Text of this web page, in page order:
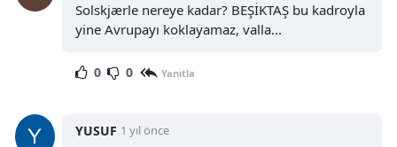
Solskjærle nereye kadar? BEŞİKTAŞ bu kadroyla
yine Avrupayı koklayamaz, valla...
0 0 Yanıtla
YUSUF 1 yıl önce